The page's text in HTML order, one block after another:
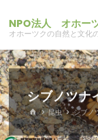
ン
ツ
へ
ス
キ
ッ
NPO法人 オホー
オホーツクの自然と文化
シブノツナ
ホ
ー
ム
昆虫 シブノ